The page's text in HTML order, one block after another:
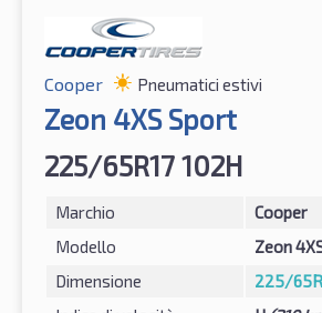
Cooper Pneumatici estivi
Zeon 4XS Sport
225/65R17 102H
Marchio
Cooper
Modello
Zeon
Dimensione
225/